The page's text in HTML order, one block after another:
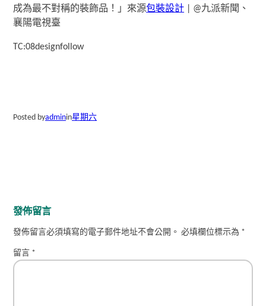
成為最不對稱的裝飾品！」來源包裝設計 | @九派新聞、
襄陽電視臺
TC:08designfollow
Posted byadminin星期六
發佈留言
發佈留言必須填寫的電子郵件地址不會公開。 必填欄位標示為 *
留言 *